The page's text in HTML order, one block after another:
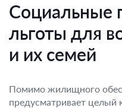
Социальные
льготы для
и их семей
Помимо жилищного
предусматривает целый